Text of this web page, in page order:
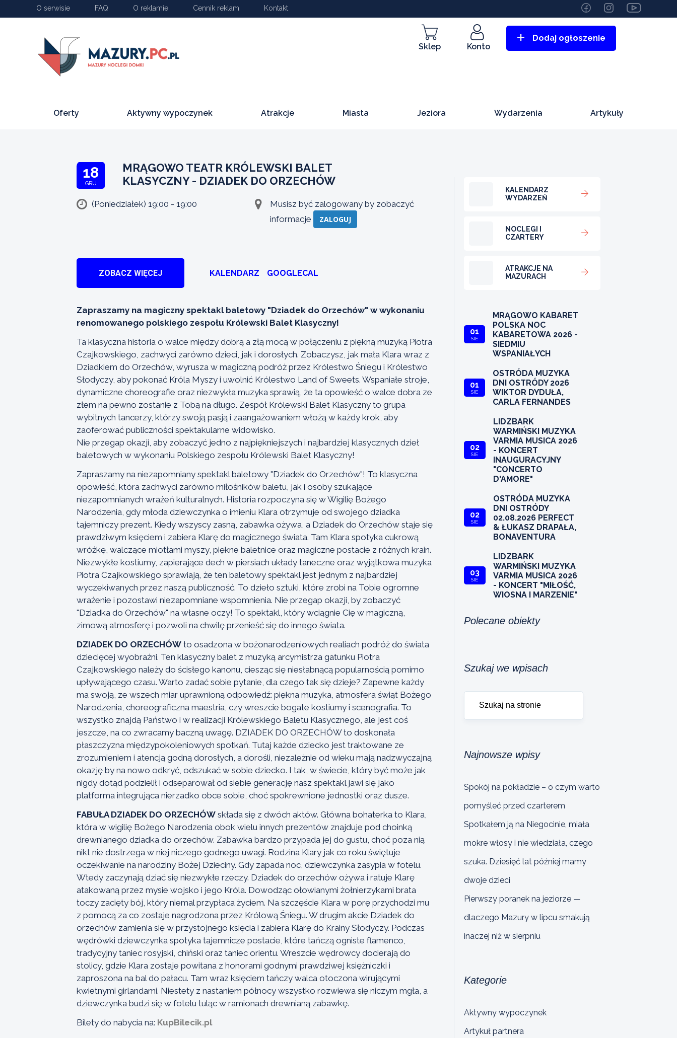
O serwisie FAQ O reklamie Cennik reklam Kontakt
Sklep Konto
Dodaj ogłoszenie
Oferty Aktywny wypoczynek Atrakcje Miasta Jeziora Wydarzenia Artykuły
18
GRU
MRĄGOWO TEATR KRÓLEWSKI BALET
KLASYCZNY - DZIADEK DO ORZECHÓW
(Poniedziałek) 19:00 - 19:00
Musisz być zalogowany by zobaczyć
informacje
ZALOGUJ
ZOBACZ WIĘCEJ KALENDARZ GOOGLECAL
Zapraszamy na magiczny spektakl baletowy "Dziadek do Orzechów" w wykonaniu
renomowanego polskiego zespołu Królewski Balet Klasyczny!
Ta klasyczna historia o walce między dobrą a złą mocą w połączeniu z piękną muzyką Piotra
Czajkowskiego, zachwyci zarówno dzieci, jak i dorosłych. Zobaczysz, jak mała Klara wraz z
Dziadkiem do Orzechów, wyrusza w magiczną podróż przez Królestwo Śniegu i Królestwo
Słodyczy, aby pokonać Króla Myszy i uwolnić Królestwo Land of Sweets. Wspaniałe stroje,
dynamiczne choreografie oraz niezwykła muzyka sprawią, że ta opowieść o walce dobra ze
złem na pewno zostanie z Tobą na długo. Zespół Królewski Balet Klasyczny to grupa
wybitnych tancerzy, którzy swoją pasją i zaangażowaniem włożą w każdy krok, aby
zaoferować publiczności spektakularne widowisko.
Nie przegap okazji, aby zobaczyć jedno z najpiękniejszych i najbardziej klasycznych dzieł
baletowych w wykonaniu Polskiego zespołu Królewski Balet Klasyczny!
Zapraszamy na niezapomniany spektakl baletowy "Dziadek do Orzechów"! To klasyczna
opowieść, która zachwyci zarówno miłośników baletu, jak i osoby szukające
niezapomnianych wrażeń kulturalnych. Historia rozpoczyna się w Wigilię Bożego
Narodzenia, gdy młoda dziewczynka o imieniu Klara otrzymuje od swojego dziadka
tajemniczy prezent. Kiedy wszyscy zasną, zabawka ożywa, a Dziadek do Orzechów staje się
prawdziwym księciem i zabiera Klarę do magicznego świata. Tam Klara spotyka cukrową
wróżkę, walczące miotłami myszy, piękne baletnice oraz magiczne postacie z różnych krain.
Niezwykłe kostiumy, zapierające dech w piersiach układy taneczne oraz wyjątkowa muzyka
Piotra Czajkowskiego sprawiają, że ten baletowy spektakl jest jednym z najbardziej
wyczekiwanych przez naszą publiczność. To dzieło sztuki, które zrobi na Tobie ogromne
wrażenie i pozostawi niezapomniane wspomnienia. Nie przegap okazji, by zobaczyć
"Dziadka do Orzechów" na własne oczy! To spektakl, który wciągnie Cię w magiczną,
zimową atmosferę i pozwoli na chwilę przenieść się do innego świata.
DZIADEK DO ORZECHÓW to osadzona w bożonarodzeniowych realiach podróż do świata
dziecięcej wyobraźni. Ten klasyczny balet z muzyką arcymistrza gatunku Piotra
Czajkowskiego należy do ścisłego kanonu, ciesząc się niesłabnącą popularnością pomimo
upływającego czasu. Warto zadać sobie pytanie, dla czego tak się dzieje? Zapewne każdy
ma swoją, ze wszech miar uprawnioną odpowiedź: piękna muzyka, atmosfera świąt Bożego
Narodzenia, choreograficzna maestria, czy wreszcie bogate kostiumy i scenografia. To
wszystko znajdą Państwo i w realizacji Królewskiego Baletu Klasycznego, ale jest coś
jeszcze, na co zwracamy baczną uwagę. DZIADEK DO ORZECHÓW to doskonała
płaszczyzna międzypokoleniowych spotkań. Tutaj każde dziecko jest traktowane ze
zrozumieniem i atencją godną dorosłych, a dorośli, niezależnie od wieku mają nadzwyczajną
okazję by na nowo odkryć, odszukać w sobie dziecko. I tak, w świecie, który być może jak
nigdy dotąd podzielił i odseparował od siebie generację nasz spektakl jawi się jako
platforma integrująca nierzadko obce sobie, choć spokrewnione jednostki oraz dusze.
FABUŁA DZIADEK DO ORZECHÓW składa się z dwóch aktów. Główna bohaterka to Klara,
która w wigilię Bożego Narodzenia obok wielu innych prezentów znajduje pod choinką
drewnianego dziadka do orzechów. Zabawka bardzo przypada jej do gustu, choć poza nią
nikt nie dostrzega w niej niczego godnego uwagi. Rodzina Klary jak co roku świętuje
oczekiwanie na narodziny Bożej Dzieciny. Gdy zapada noc, dziewczynka zasypia w fotelu.
Wtedy zaczynają dziać się niezwykłe rzeczy. Dziadek do orzechów ożywa i ratuje Klarę
atakowaną przez mysie wojsko i jego Króla. Dowodząc ołowianymi żołnierzykami brata
toczy zacięty bój, który niemal przypłaca życiem. Na szczęście Klara w porę przychodzi mu
z pomocą za co zostaje nagrodzona przez Królową Śniegu. W drugim akcie Dziadek do
orzechów zamienia się w przystojnego księcia i zabiera Klarę do Krainy Słodyczy. Podczas
wędrówki dziewczynka spotyka tajemnicze postacie, które tańczą ogniste flamenco,
tradycyjny taniec rosyjski, chiński oraz taniec orientu. Wreszcie wędrowcy docierają do
stolicy, gdzie Klara zostaje powitana z honorami godnymi prawdziwej księżniczki i
zaproszona na bal do pałacu. Tam wraz księciem tańczy walca otoczona wirującymi
kwietnymi girlandami. Niestety z nastaniem północy wszystko rozwiewa się niczym mgła, a
dziewczynka budzi się w fotelu tuląc w ramionach drewnianą zabawkę.
Bilety do nabycia na: KupBilecik.pl
KALENDARZ
WYDARZEŃ
NOCLEGI I
CZARTERY
ATRAKCJE NA
MAZURACH
01
SIE
MRĄGOWO KABARET
POLSKA NOC
KABARETOWA 2026 -
SIEDMIU
WSPANIAŁYCH
01
SIE
OSTRÓDA MUZYKA
DNI OSTRÓDY 2026
WIKTOR DYDUŁA,
CARLA FERNANDES
02
SIE
LIDZBARK
WARMIŃSKI MUZYKA
VARMIA MUSICA 2026
- KONCERT
INAUGURACYJNY
"CONCERTO
D'AMORE"
02
SIE
OSTRÓDA MUZYKA
DNI OSTRÓDY
02.08.2026 PERFECT
& ŁUKASZ DRAPAŁA,
BONAVENTURA
03
SIE
LIDZBARK
WARMIŃSKI MUZYKA
VARMIA MUSICA 2026
- KONCERT "MIŁOŚĆ,
WIOSNA I MARZENIE"
Polecane obiekty
Szukaj we wpisach
Najnowsze wpisy
Spokój na pokładzie – o czym warto
pomyśleć przed czarterem
Spotkałem ją na Niegocinie, miała
mokre włosy i nie wiedziała, czego
szuka. Dziesięć lat później mamy
dwoje dzieci
Pierwszy poranek na jeziorze —
dlaczego Mazury w lipcu smakują
inaczej niż w sierpniu
Kategorie
Aktywny wypoczynek
Artykuł partnera